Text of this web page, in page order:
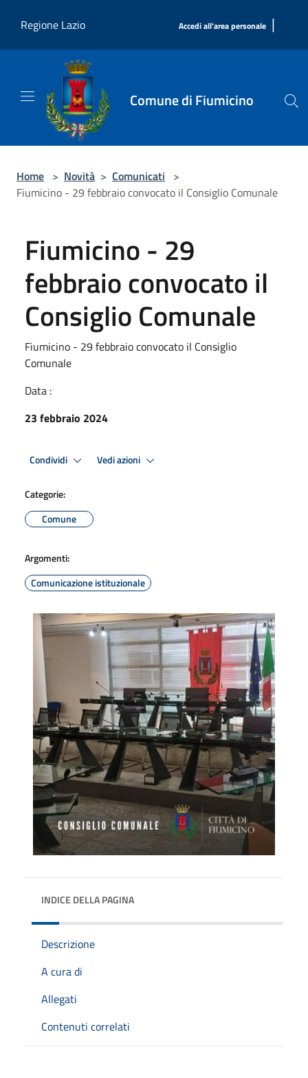
Regione Lazio
Accedi all'area personale |
Comune di Fiumicino
Home > Novità > Comunicati >
Fiumicino - 29 febbraio convocato il Consiglio Comunale
Fiumicino - 29
febbraio convocato il
Consiglio Comunale
Fiumicino - 29 febbraio convocato il Consiglio
Comunale
Data :
23 febbraio 2024
Condividi Vedi azioni
Categorie:
Comune
Argomenti:
Comunicazione istituzionale
INDICE DELLA PAGINA
Descrizione
A cura di
Allegati
Contenuti correlati